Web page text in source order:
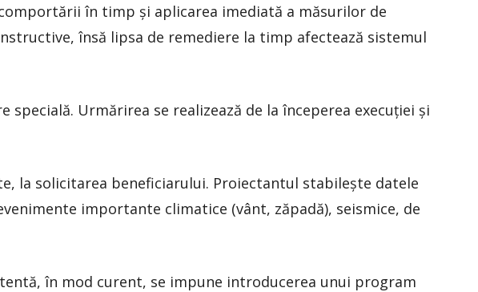
în timp și aplicarea imediată a măsurilor de
însă lipsa de remediere la timp afectează sistemul
Urmărirea se realizează de la începerea execuției și
la solicitarea beneficiarului. Proiectantul stabilește datele
importante climatice (vânt, zăpadă), seismice, de
în mod curent, se impune introducerea unui program